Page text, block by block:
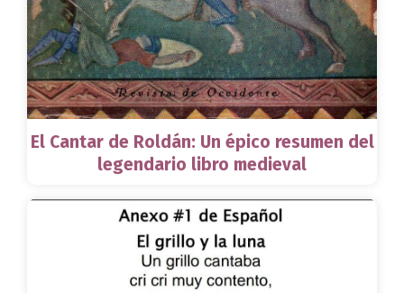
El Cantar de Roldán: Un épico resumen del
legendario libro medieval